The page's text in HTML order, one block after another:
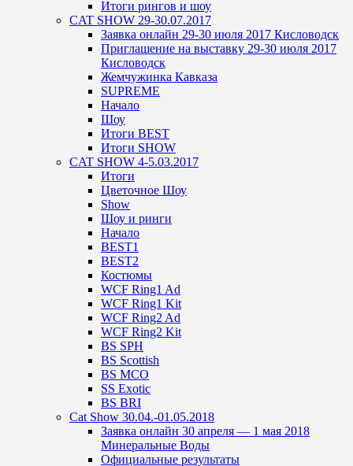
Итоги рингов и шоу
CAT SHOW 29-30.07.2017
Заявка онлайн 29-30 июля 2017 Кисловодск
Приглашение на выставку 29-30 июля 2017
Кисловодск
Жемчужинка Кавказа
SUPREME
Начало
Шоу
Итоги BEST
Итоги SHOW
CAT SHOW 4-5.03.2017
Итоги
Цветочное Шоу
Show
Шоу и ринги
Начало
BEST1
BEST2
Костюмы
WCF Ring1 Ad
WCF Ring1 Kit
WCF Ring2 Ad
WCF Ring2 Kit
BS SPH
BS Scottish
BS MCO
SS Exotic
BS BRI
Cat Show 30.04.-01.05.2018
Заявка онлайн 30 апреля — 1 мая 2018
Минеральные Воды
Официальные результаты